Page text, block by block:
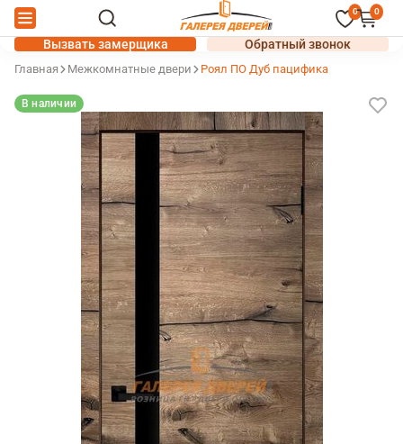
0 0
Вызвать замерщика Обратный звонок
Главная Межкомнатные двери Роял ПО Дуб пацифика
В наличии